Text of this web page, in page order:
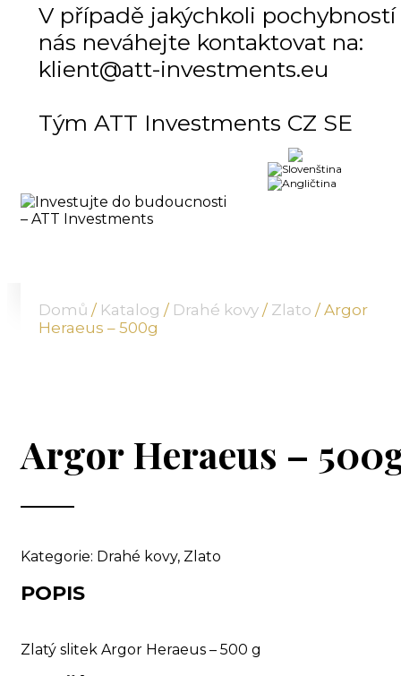
V případě jakýchkoli pochybností
nás neváhejte kontaktovat na:
klient@att-investments.eu
Tým ATT Investments CZ SE
NABÍDKA
BLOG
Domů / Katalog / Drahé kovy / Zlato / Argor
Heraeus – 500g
Argor Heraeus –
Kategorie: Drahé kovy, Zlato
POPIS
Zlatý slitek Argor Heraeus – 500 g